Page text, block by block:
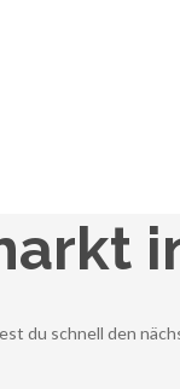
du schnell den